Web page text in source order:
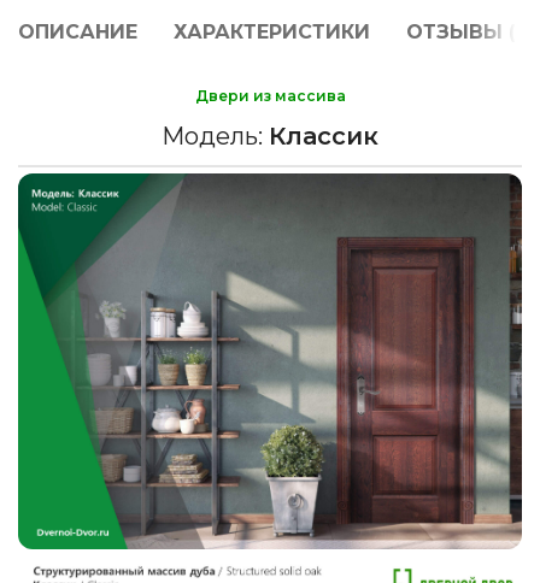
ОПИСАНИЕ ХАРАКТЕРИСТИКИ ОТЗЫВЫ (0)
Двери из массива
Модель: Классик